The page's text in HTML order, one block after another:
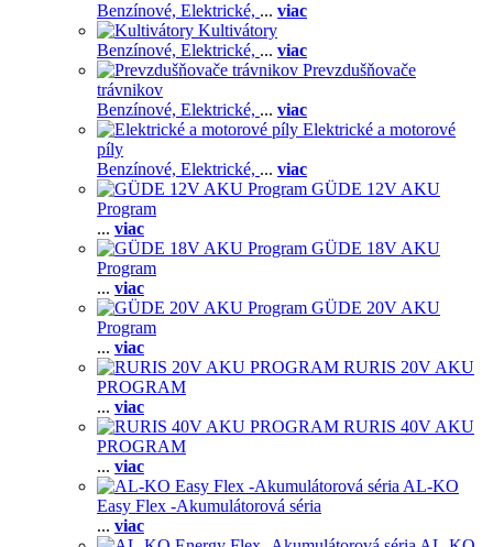
Benzínové, Elektrické, ... viac
Kultivátory
Benzínové, Elektrické, ... viac
Prevzdušňovače
trávnikov
Benzínové, Elektrické, ... viac
Elektrické a motorové
píly
Benzínové, Elektrické, ... viac
GÜDE 12V AKU
Program
... viac
GÜDE 18V AKU
Program
... viac
GÜDE 20V AKU
Program
... viac
RURIS 20V AKU
PROGRAM
... viac
RURIS 40V AKU
PROGRAM
... viac
AL-KO
Easy Flex -Akumulátorová séria
... viac